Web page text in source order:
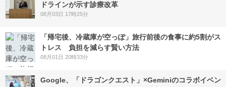
ドラインが示す診療改革
08月03日 17時25分
「帰宅後、冷蔵庫が空っぽ」旅行前後の食事に約5割がス
トレス 負担を減らす賢い方法
08月01日 20時33分
Google、「ドラゴンクエスト」×Geminiのコラボイベン